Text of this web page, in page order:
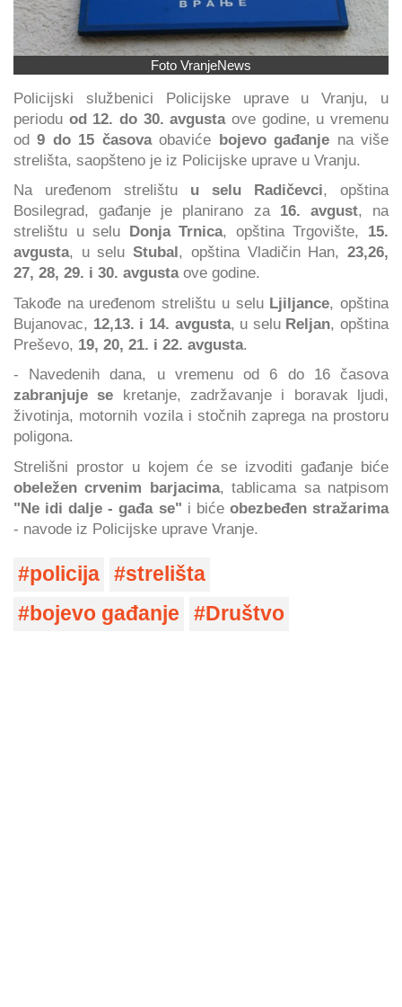
Foto VranjeNews
Policijski službenici Policijske uprave u Vranju, u
periodu od 12. do 30. avgustaove godine, u vremenu
od9 do 15 časovaobaviće bojevo gađanje na više
strelišta, saopšteno je iz Policijske uprave u Vranju.
Na uređenom strelištu u selu Radičevci, opština
Bosilegrad, gađanje je planirano za 16. avgust, na
strelištu u selu
Donja Trnica, opština Trgovište, 15.
avgusta, u seluStubal , opština Vladičin Han,23,26,
27, 28, 29. i 30. avgustaove godine.
Takođe na uređenom strelištu u selu Ljiljance, opština
Bujanovac, 12,13. i 14. avgusta, u selu Reljan, opština
Preševo, 19, 20, 21. i 22. avgusta.
- Navedenih dana, u vremenu od 6 do 16 časova
zabranjuje se kretanje, zadržavanje i boravak ljudi,
životinja, motornih vozila i stočnih zaprega na prostoru
poligona.
Strelišni prostor u kojem će se izvoditi gađanje biće
obeležen crvenim barjacima, tablicama sa natpisom
"Ne idi dalje - gađa se" i bićeobezbeđen stražarima
- navode iz Policijske uprave Vranje.
policija
strelišta
bojevo gađanje
Društvo